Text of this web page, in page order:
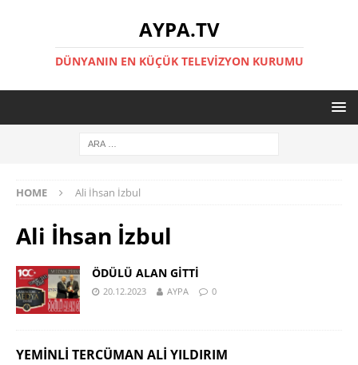
AYPA.TV
DÜNYANIN EN KÜÇÜK TELEVIZYON KURUMU
HOME Ali İhsan İzbul
Ali İhsan İzbul
ÖDÜLÜ ALAN GİTTİ
20.12.2023 AYPA 0
YEMINLI TERCÜMAN ALI YILDIRIM